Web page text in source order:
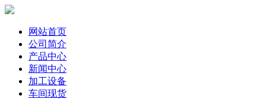
网站首页
公司简介
产品中心
新闻中心
加工设备
车间现货